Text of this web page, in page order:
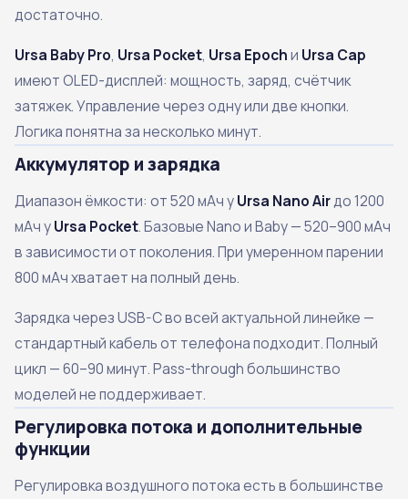
достаточно.
Ursa Baby Pro, Ursa Pocket, Ursa Epochи Ursa Cap
имеют OLED-дисплей: мощность, заряд, счётчик
затяжек. Управление через одну или две кнопки.
Логика понятна за несколько минут.
Аккумулятор и зарядка
Диапазон ёмкости: от 520 мАч уUrsa Nano Airдо 1200
мАч уUrsa Pocket. Базовые Nano и Baby — 520–900 мАч
в зависимости от поколения. При умеренном парении
800 мАч хватает на полный день.
Зарядка через USB-C во всей актуальной линейке —
стандартный кабель от телефона подходит. Полный
цикл — 60–90 минут. Pass-through большинство
моделей не поддерживает.
Регулировка потока и дополнительные
функции
Регулировка воздушного потока есть в большинстве